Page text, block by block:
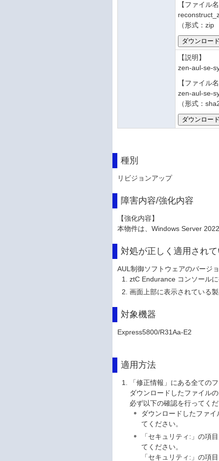
【ファイル
（形式：
【説明】
zen-aul-se-
【ファイル
zen-aul-se-
（形式：
種別
リビジョンアップ
障害内容/強化内容
【強化内容】
本物件は、Windows Server
対処が正しく適用され
AUL制御ソフトウェアのバージ
ztC Endurance コンソール
画面上部に表示されている
対象機器
Express5800/R31Aa-E2
適用方法
「修正情報」にある全ての
ダウンロードしたファイル
必ず以下の確認を行ってく
ダウンロードしたファ
てください。
「セキュリティ:」の項
てください。
「セキュリティ:」の項